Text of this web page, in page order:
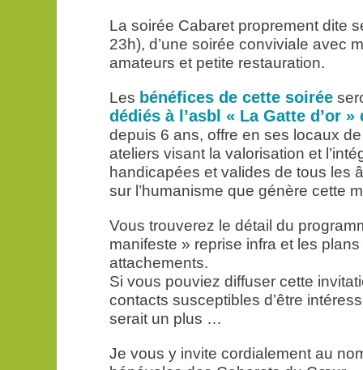
La soirée Cabaret proprement dite
23h), d’une soirée conviviale avec
amateurs et petite restauration.
Les bénéfices de cette soirée
dédiés à l’asbl « La Gatte d’or »
depuis 6 ans, offre en ses locaux
ateliers visant la valorisation et
handicapées et valides de tous les
sur l’humanisme que génère cette
Vous trouverez le détail du
manifeste » reprise infra et les plans
attachements.
Si vous pouviez diffuser cette
contacts susceptibles d’être
serait un plus …
Je vous y invite cordialement au